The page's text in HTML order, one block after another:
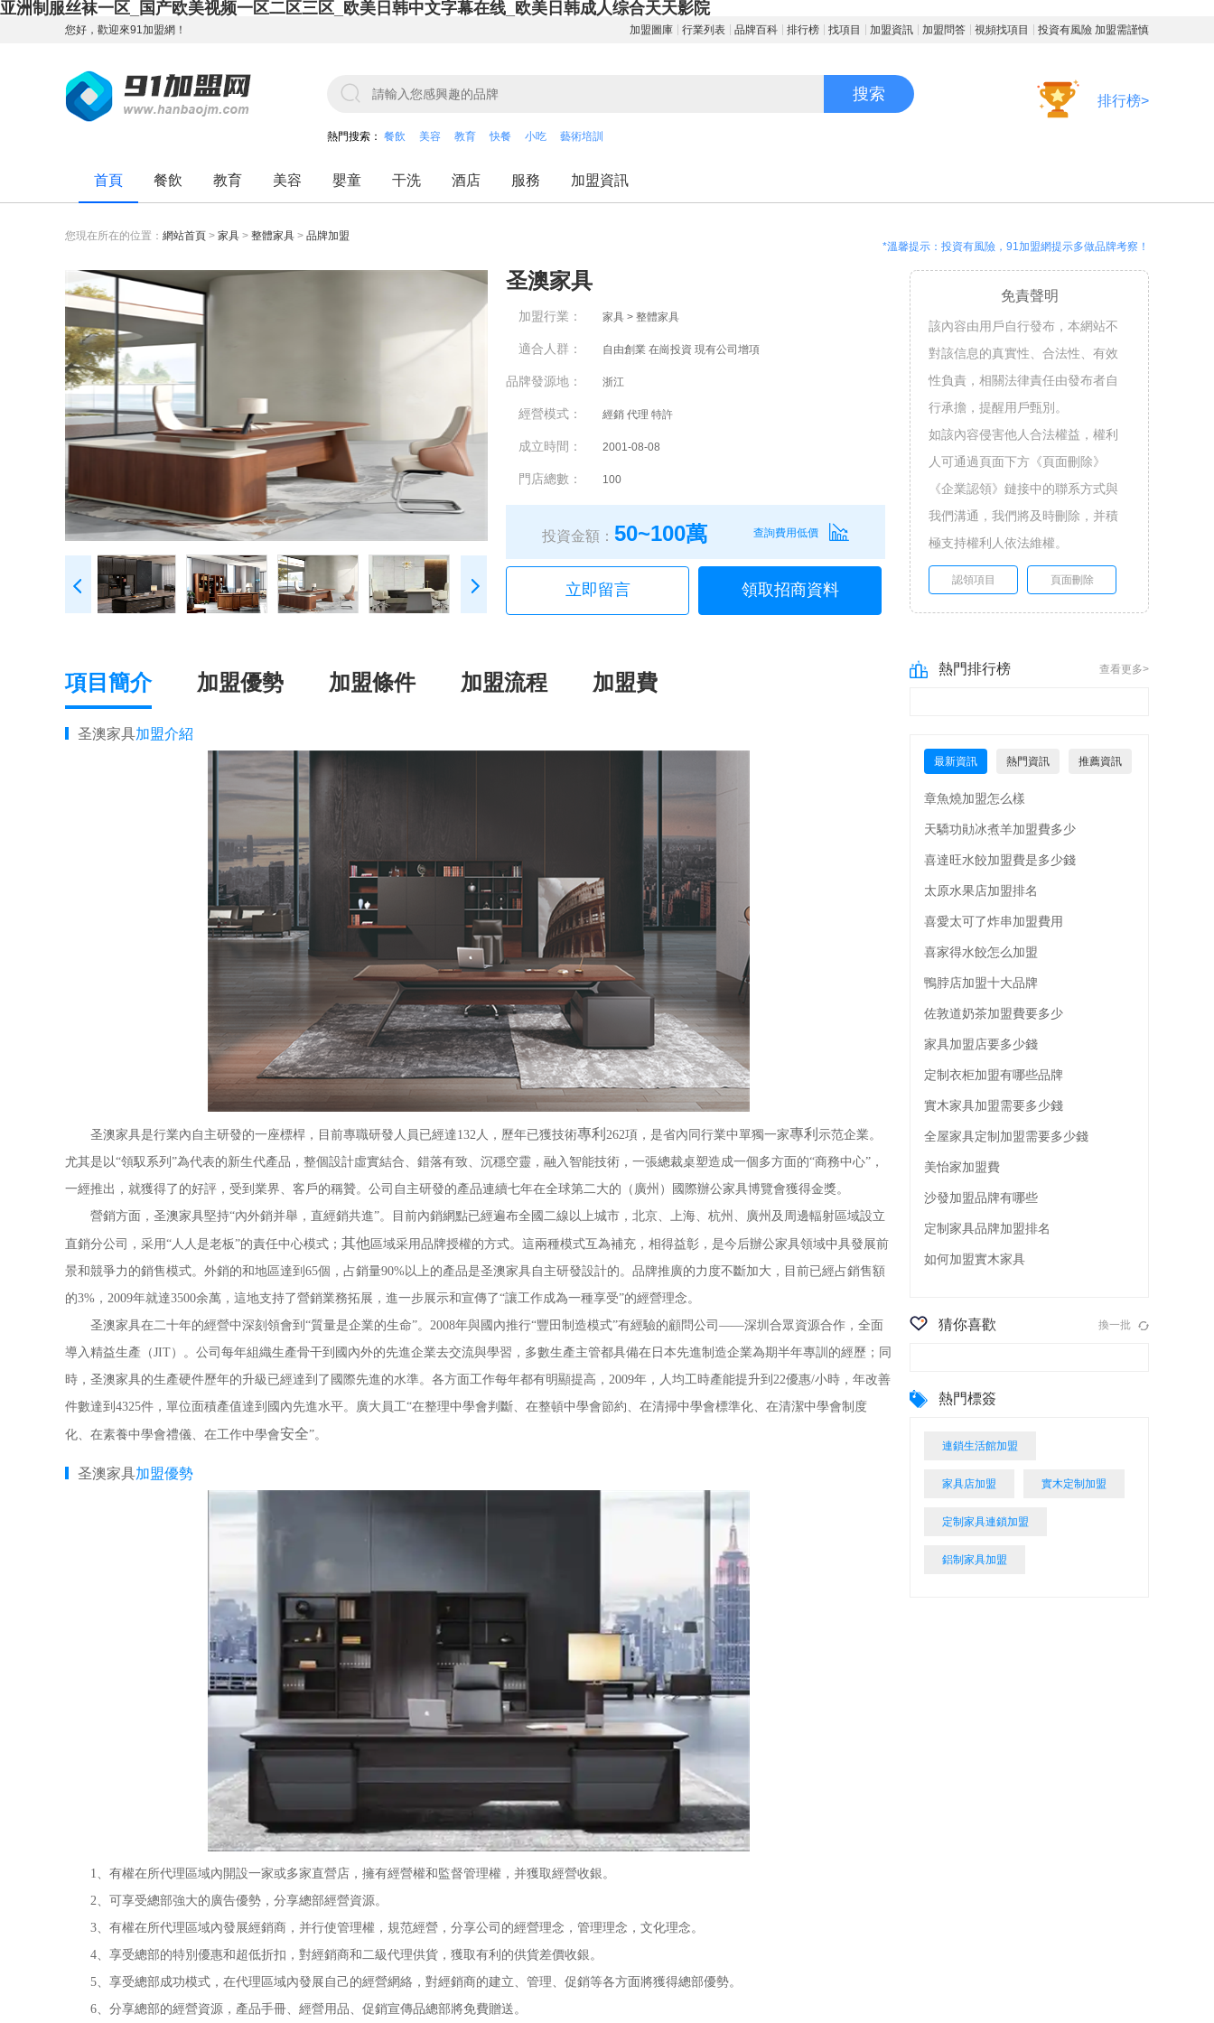
亚洲制服丝袜一区_国产欧美视频一区二区三区_欧美日韩中文字幕在线_欧美日韩成人综合天天影院
您好，歡迎來91加盟網！ 加盟圖庫 行業列表 品牌百科 排行榜 找項目 加盟資訊 加盟問答 視頻找項目 投資有風險 加盟需謹慎
搜索
熱門搜索： 餐飲 美容 教育 快餐 小吃 藝術培訓
排行榜>
首頁 餐飲 教育 美容 嬰童 干洗 酒店 服務 加盟資訊
您現在所在的位置： 網站首頁 > 家具 > 整體家具 > 品牌加盟
*溫馨提示：投資有風險，91加盟網提示多做品牌考察！
圣澳家具
加盟行業： 家具 > 整體家具
適合人群： 自由創業 在崗投資 現有公司增項
品牌發源地： 浙江
經營模式： 經銷 代理 特許
成立時間： 2001-08-08
門店總數： 100
投資金額： 50~100萬 查詢費用低價
立即留言 領取招商資料
免責聲明
該內容由用戶自行發布，本網站不
對該信息的真實性、合法性、有效
性負責，相關法律責任由發布者自
行承擔，提醒用戶甄別。
如該內容侵害他人合法權益，權利
人可通過頁面下方《頁面刪除》
《企業認領》鏈接中的聯系方式與
我們溝通，我們將及時刪除，并積
極支持權利人依法維權。
認領項目 頁面刪除
項目簡介 加盟優勢 加盟條件 加盟流程 加盟費
圣澳家具加盟介紹
圣澳家具是行業內自主研發的一座標桿，目前專職研發人員已經達132人，歷年已獲技術專利 262項，是省內同行業中單獨一家專利 示范企業。
尤其是以“領馭系列”為代表的新生代產品，整個設計虛實結合、錯落有致、沉穩空靈，融入智能技術，一張總裁桌塑造成一個多方面的“商務中心”，
一經推出，就獲得了的好評，受到業界、客戶的稱贊。公司自主研發的產品連續七年在全球第二大的（廣州）國際辦公家具博覽會獲得金獎。
營銷方面，圣澳家具堅持“內外銷并舉，直經銷共進”。目前內銷網點已經遍布全國二線以上城市，北京、上海、杭州、廣州及周邊輻射區域設立
直銷分公司，采用“人人是老板”的責任中心模式； 其他 區域采用品牌授權的方式。這兩種模式互為補充，相得益彰，是今后辦公家具領域中具發展前
景和競爭力的銷售模式。外銷的和地區達到65個，占銷量90%以上的產品是圣澳家具自主研發設計的。品牌推廣的力度不斷加大，目前已經占銷售額
的3%，2009年就達3500余萬，這地支持了營銷業務拓展，進一步展示和宣傳了“讓工作成為一種享受”的經營理念。
圣澳家具在二十年的經營中深刻領會到“質量是企業的生命”。2008年與國內推行“豐田制造模式”有經驗的顧問公司——深圳合眾資源合作，全面
導入精益生產（JIT）。公司每年組織生產骨干到國內外的先進企業去交流與學習，多數生產主管都具備在日本先進制造企業為期半年專訓的經歷；同
時，圣澳家具的生產硬件歷年的升級已經達到了國際先進的水準。各方面工作每年都有明顯提高，2009年，人均工時產能提升到22優惠/小時，年改善
件數達到4325件，單位面積產值達到國內先進水平。廣大員工“在整理中學會判斷、在整頓中學會節約、在清掃中學會標準化、在清潔中學會制度
化、在素養中學會禮儀、在工作中學會安全”。
圣澳家具加盟優勢
1、有權在所代理區域內開設一家或多家直營店，擁有經營權和監督管理權，并獲取經營收銀。
2、可享受總部強大的廣告優勢，分享總部經營資源。
3、有權在所代理區域內發展經銷商，并行使管理權，規范經營，分享公司的經營理念，管理理念，文化理念。
4、享受總部的特別優惠和超低折扣，對經銷商和二級代理供貨，獲取有利的供貨差價收銀。
5、享受總部成功模式，在代理區域內發展自己的經營網絡，對經銷商的建立、管理、促銷等各方面將獲得總部優勢。
6、分享總部的經營資源，產品手冊、經營用品、促銷宣傳品總部將免費贈送。
熱門排行榜 查看更多>
最新資訊 熱門資訊 推薦資訊
章魚燒加盟怎么樣
天驕功勛冰煮羊加盟費多少
喜達旺水餃加盟費是多少錢
太原水果店加盟排名
喜愛太可了炸串加盟費用
喜家得水餃怎么加盟
鴨脖店加盟十大品牌
佐敦道奶茶加盟費要多少
家具加盟店要多少錢
定制衣柜加盟有哪些品牌
實木家具加盟需要多少錢
全屋家具定制加盟需要多少錢
美怡家加盟費
沙發加盟品牌有哪些
定制家具品牌加盟排名
如何加盟實木家具
猜你喜歡 換一批
熱門標簽
連鎖生活館加盟
家具店加盟 實木定制加盟
定制家具連鎖加盟
鋁制家具加盟